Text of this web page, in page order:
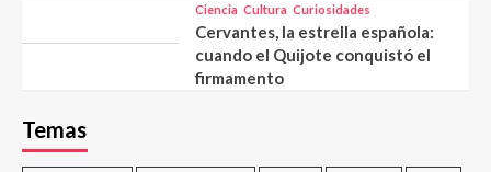
Ciencia Cultura Curiosidades
Cervantes, la estrella española:
cuando el Quijote conquistó el
firmamento
Temas